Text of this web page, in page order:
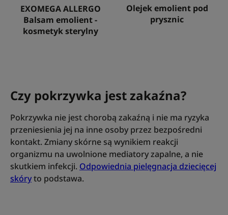
EXOMEGA ALLERGO
Balsam emolient -
kosmetyk sterylny
Olejek emolient pod
prysznic
Czy pokrzywka jest zakaźna?
Pokrzywka nie jest chorobą zakaźną i nie ma ryzyka
przeniesienia jej na inne osoby przez bezpośredni
kontakt. Zmiany skórne są wynikiem reakcji
organizmu na uwolnione mediatory zapalne, a nie
skutkiem infekcji. Odpowiednia pielęgnacja dziecięcej
skóryto podstawa.